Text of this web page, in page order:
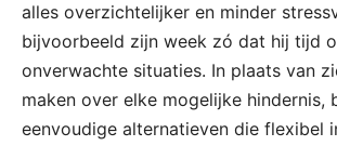
alles overzichtelijker en minder
bijvoorbeeld zijn week zó dat hij tijd
onverwachte situaties. In plaats van
maken over elke mogelijke hindernis,
eenvoudige alternatieven die flexibel